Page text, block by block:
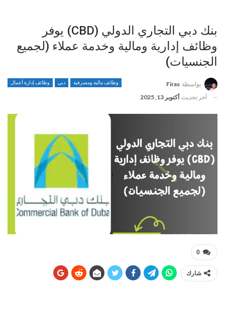
بنك دبي التجاري الدولي (CBD) يوفر
وظائف إدارية ومالية وخدمة عملاء (لجميع
الجنسيات)
وظائف مالية ومصرفية دبي وظائف إدارة أعمال بواسطة Firas
آخر تحديث أكتوبر 13, 2025
0
شارك